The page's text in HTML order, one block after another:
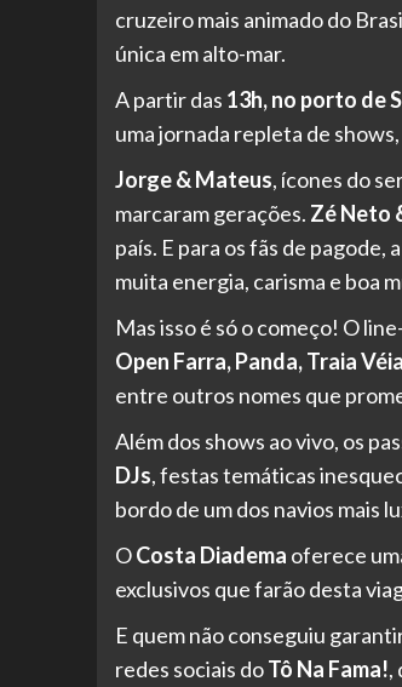
cruzeiro mais animado do
única em alto-mar.
A partir das 13h, no porto de
uma jornada repleta de
Jorge & Mateus, ícones do
marcaram gerações. Zé Neto
país. E para os fãs de
muita energia, carisma e boa
Mas isso é só o começo! O
Open Farra, Panda, Traia
entre outros nomes que
Além dos shows ao vivo, os
DJs, festas temáticas
bordo de um dos navios mais
OCosta Diadema oferece
exclusivos que farão desta
E quem não conseguiu
redes sociais doTô Na Fama!,